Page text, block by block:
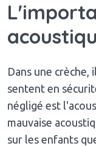
Dans une
sentent en
négligé est
mauvaise
sur les enfants